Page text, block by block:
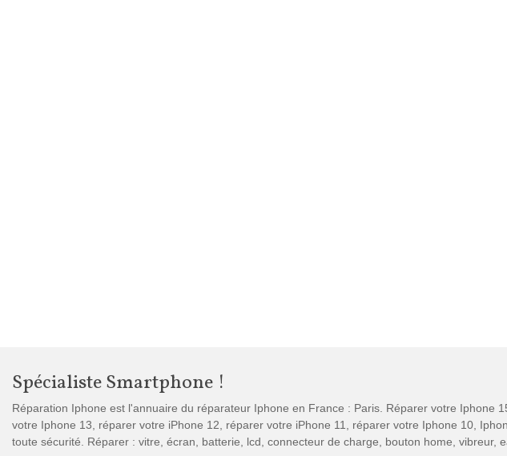
Spécialiste Smartphone !
Réparation Iphone est l'annuaire du réparateur Iphone en France : Paris. Réparer votre Iphone
votre Iphone 13, réparer votre iPhone 12, réparer votre iPhone 11, réparer votre Iphone 10,
toute sécurité. Réparer : vitre, écran, batterie, lcd, connecteur de charge, bouton home, vibreur,